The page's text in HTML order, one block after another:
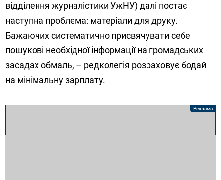
відділення журналістики УжНУ) далі постає
наступна проблема: матеріали для друку.
Бажаючих систематично присвячувати себе
пошукові необхідної інформації на громадських
засадах обмаль, – редколегія розраховує бодай
на мінімальну зарплату.